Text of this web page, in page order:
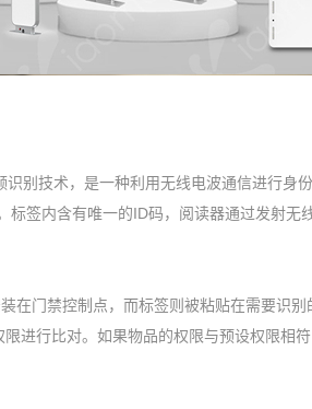
别技术，是一种利用无线电波通信进行身
标签内含有唯一的ID码，阅读器通过发射无
在门禁控制点，而标签则被粘贴在需要识
进行比对。如果物品的权限与预设权限相